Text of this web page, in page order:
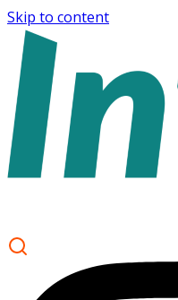
Skip to content